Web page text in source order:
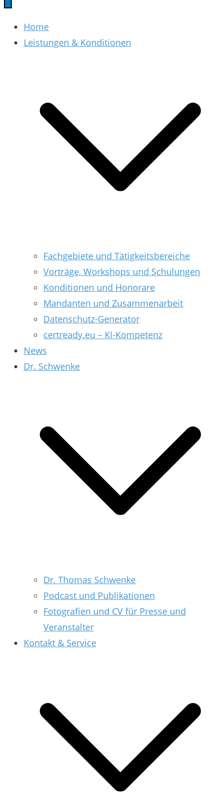
Home
Leistungen & Konditionen
Fachgebiete und Tätigkeitsbereiche
Vorträge, Workshops und Schulungen
Konditionen und Honorare
Mandanten und Zusammenarbeit
Datenschutz-Generator
certready.eu – KI-Kompetenz
News
Dr. Schwenke
Dr. Thomas Schwenke
Podcast und Publikationen
Fotografien und CV für Presse und
Veranstalter
Kontakt & Service